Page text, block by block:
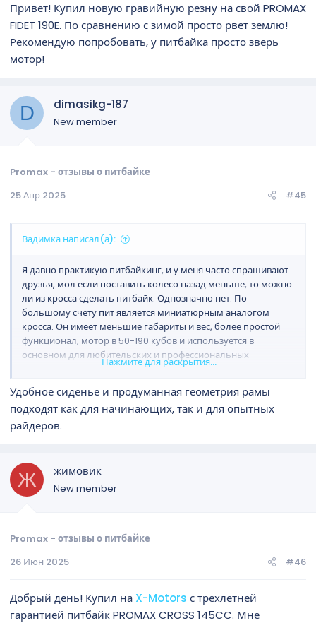
Привет! Купил новую гравийную резну на свой PROMAX
FIDET 190E. По сравнению с зимой просто рвет землю!
Рекомендую попробовать, у питбайка просто зверь
мотор!
D dimasikg-187
New member
Promax - отзывы о питбайке
25 Апр 2025
#45
Вадимка написал(а):
Я давно практикую питбайкинг, и у меня часто спрашивают
друзья, мол если поставить колесо назад меньше, то можно
ли из кросса сделать питбайк. Однозначно нет. По
большому счету пит является миниатюрным аналогом
кросса. Он имеет меньшие габариты и вес, более простой
функционал, мотор в 50-190 кубов и используется в
основном для любительских и профессиональных
покатушек по пересеченной местности, и кластерных
позволяющий отточить навыки вождения молодым
гонщикам, а кросс – это уже более серьезный агрегат для
«взрослых» заездов. PROMAX FIDET 190E MAX PRO есть
Нажмите для раскрытия...
Удобное сиденье и продуманная геометрия рамы
подходят как для начинающих, так и для опытных
райдеров.
Ж жимовик
New member
Promax - отзывы о питбайке
26 Июн 2025
#46
Добрый день! Купил на X-Motors с трехлетней
гарантией питбайк PROMAX CROSS 145CC. Мне